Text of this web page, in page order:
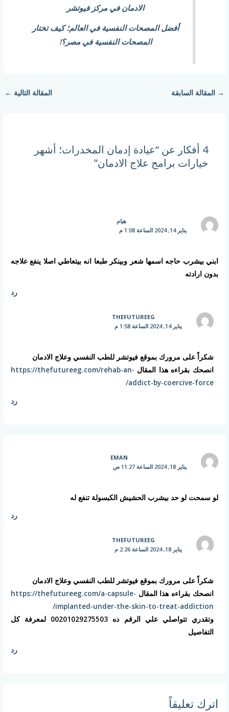
الادمان في مركز فيوتشر
أفضل المصحات النفسية في العالم؛ كيف تختار
المصحات النفسية في مصر؟!
→ المقالة السابقة المقالة التالية ←
4 أفكار عن “عيادة إدمان المخدرات؛ أشهر
خيارات برامج علاج الادمان”
هيام
يناير 14, 2024 الساعة 1:08 م
ابني بيشرب حاجه اسمها شعر وبينكر طبعا انه بيتعاطي اصلا ينفع علاجه
بدون ارادته
رد
THEFUTUREEG
يناير 14, 2024 الساعة 1:58 م
شكراً على مرورك بموقع فيوتشر للطب النفسي وعلاج الادمان
انصحك بقراءه هذا المقال https://thefutureeg.com/rehab-an-
addict-by-coercive-force/
رد
EMAN
يناير 18, 2024 الساعة 11:27 ص
لو سمحت لو حد بيشرب الحشيش الكبسولة تنفع له
رد
THEFUTUREEG
يناير 18, 2024 الساعة 2:26 م
شكراً على مرورك بموقع فيوتشر للطب النفسي وعلاج الادمان
انصحك بقراءه هذا المقال https://thefutureeg.com/a-capsule-
implanted-under-the-skin-to-treat-addiction/
وتقدري تتواصلي علي الرقم ده 00201029275503 لمعرفة كل
التفاصيل
رد
اترك تعليقاً